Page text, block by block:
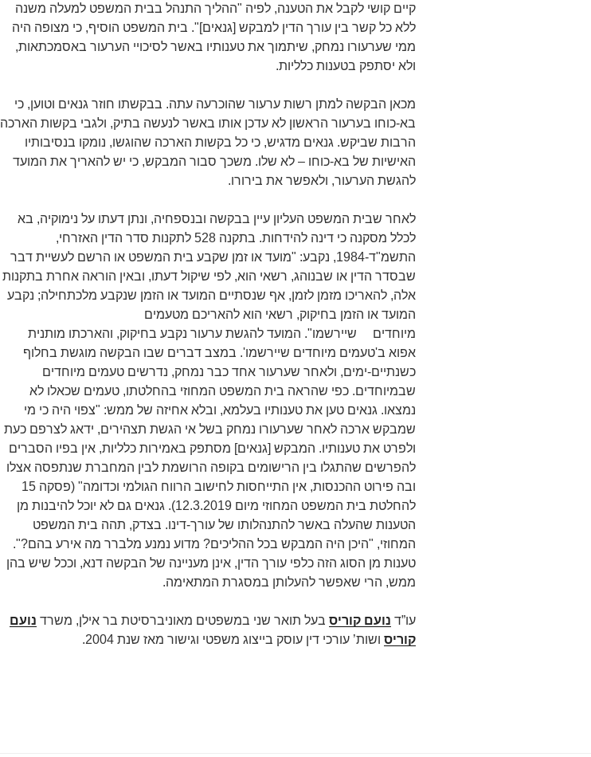
קיים קושי לקבל את הטענה, לפיה "ההליך התנהל בבית המשפט למעלה משנה
ללא כל קשר בין עורך הדין למבקש [גנאים]". בית המשפט הוסיף, כי מצופה היה
ממי שערעורו נמחק, שיתמוך את טענותיו באשר לסיכויי הערעור באסמכתאות,
ולא יסתפק בטענות כלליות.
מכאן הבקשה למתן רשות ערעור שהוכרעה עתה. בבקשתו חוזר גנאים וטוען, כי
בא-כוחו בערעור הראשון לא עדכן אותו באשר לנעשה בתיק, ולגבי בקשות הארכה
הרבות שביקש. גנאים מדגיש, כי כל בקשות הארכה שהוגשו, נומקו בנסיבותיו
האישיות של בא-כוחו – לא שלו. משכך סבור המבקש, כי יש להאריך את המועד
להגשת הערעור, ולאפשר את בירורו.
לאחר שבית המשפט העליון עיין בבקשה ובנספחיה, ונתן דעתו על נימוקיה, בא
לכלל מסקנה כי דינה להידחות. בתקנה 528 לתקנות סדר הדין האזרחי,
התשמ"ד-1984, נקבע: "מועד או זמן שקבע בית המשפט או הרשם לעשיית דבר
שבסדר הדין או שבנוהג, רשאי הוא, לפי שיקול דעתו, ובאין הוראה אחרת בתקנות
אלה, להאריכו מזמן לזמן, אף שנסתיים המועד או הזמן שנקבע מלכתחילה; נקבע
המועד או הזמן בחיקוק, רשאי הוא להאריכם מטעמים
מיוחדים שיירשמו". המועד להגשת ערעור נקבע בחיקוק, והארכתו מותנית
אפוא ב'טעמים מיוחדים שיירשמו'. במצב דברים שבו הבקשה מוגשת בחלוף
כשנתיים-ימים, ולאחר שערעור אחד כבר נמחק, נדרשים טעמים מיוחדים
שבמיוחדים. כפי שהראה בית המשפט המחוזי בהחלטתו, טעמים שכאלו לא
נמצאו. גנאים טען את טענותיו בעלמא, ובלא אחיזה של ממש: "צפוי היה כי מי
שמבקש ארכה לאחר שערעורו נמחק בשל אי הגשת תצהירים, ידאג לצרפם כעת
ולפרט את טענותיו. המבקש [גנאים] מסתפק באמירות כלליות, אין בפיו הסברים
להפרשים שהתגלו בין הרישומים בקופה הרושמת לבין המחברת שנתפסה אצלו
ובה פירוט ההכנסות, אין התייחסות לחישוב הרווח הגולמי וכדומה" (פסקה 15
להחלטת בית המשפט המחוזי מיום 12.3.2019). גנאים גם לא יוכל להיבנות מן
הטענות שהעלה באשר להתנהלותו של עורך-דינו. בצדק, תהה בית המשפט
המחוזי, "היכן היה המבקש בכל ההליכים? מדוע נמנע מלברר מה אירע בהם?".
טענות מן הסוג הזה כלפי עורך הדין, אינן מעניינה של הבקשה דנא, וככל שיש בהן
ממש, הרי שאפשר להעלותן במסגרת המתאימה.
עו”ד נועם קוריס בעל תואר שני במשפטים מאוניברסיטת בר אילן, משרד נועם
קוריס ושות’ עורכי דין עוסק בייצוג משפטי וגישור מאז שנת 2004.